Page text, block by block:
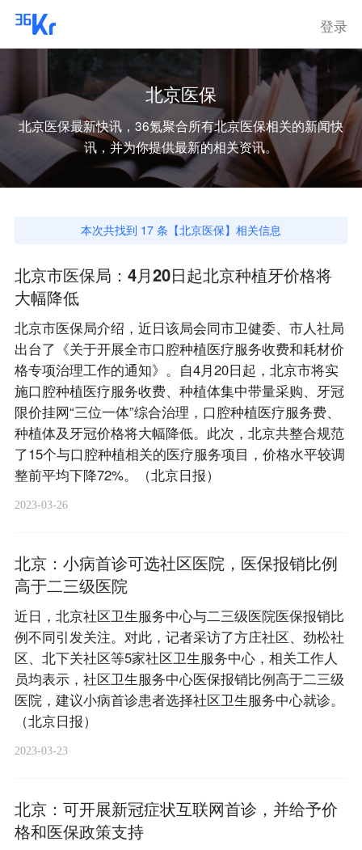
登录
北京医保
北京医保最新快讯，36氪聚合所有北京医保相关的新闻快
讯，并为你提供最新的相关资讯。
本次共找到 17 条【北京医保】相关信息
北京市医保局：4月20日起北京种植牙价格将
大幅降低
北京市医保局介绍，近日该局会同市卫健委、市人社局
出台了《关于开展全市口腔种植医疗服务收费和耗材价
格专项治理工作的通知》。自4月20日起，北京市将实
施口腔种植医疗服务收费、种植体集中带量采购、牙冠
限价挂网“三位一体”综合治理，口腔种植医疗服务费、
种植体及牙冠价格将大幅降低。此次，北京共整合规范
了15个与口腔种植相关的医疗服务项目，价格水平较调
整前平均下降72%。（北京日报）
2023-03-26
北京：小病首诊可选社区医院，医保报销比例
高于二三级医院
近日，北京社区卫生服务中心与二三级医院医保报销比
例不同引发关注。对此，记者采访了方庄社区、劲松社
区、北下关社区等5家社区卫生服务中心，相关工作人
员均表示，社区卫生服务中心医保报销比例高于二三级
医院，建议小病首诊患者选择社区卫生服务中心就诊。
（北京日报）
2023-03-23
北京：可开展新冠症状互联网首诊，并给予价
格和医保政策支持